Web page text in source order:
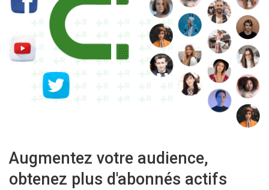
Augmentez votre audience,
obtenez plus d'abonnés actifs